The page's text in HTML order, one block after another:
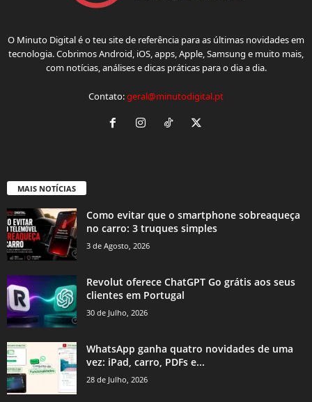
O Minuto Digital é o teu site de referência para as últimas novidades em
tecnologia. Cobrimos Android, iOS, apps, Apple, Samsung e muito mais,
com notícias, análises e dicas práticas para o dia a dia.
Contato:geral@minutodigital.pt
MAIS NOTÍCIAS
Como evitar que o smartphone sobreaqueça
no carro: 3 truques simples
3 de Agosto, 2026
Revolut oferece ChatGPT Go grátis aos seus
clientes em Portugal
30 de Julho, 2026
WhatsApp ganha quatro novidades de uma
vez: iPad, carro, PDFs e...
28 de Julho, 2026